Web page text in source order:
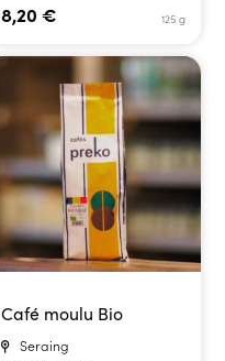
125 g
8,20 €
Café moulu Bio
Seraing